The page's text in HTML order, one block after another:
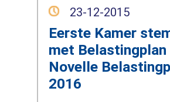
23-12-2015
Eerste Kamer
met Belastingplan
Novelle
2016